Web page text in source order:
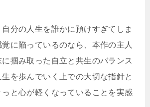
分の人生を誰かに預けすぎてしま
に陥っているのなら、本作の主人
掴み取った自立と共生のバランス
を歩んでいく上での大切な指針と
と心が軽くなっていることを実感